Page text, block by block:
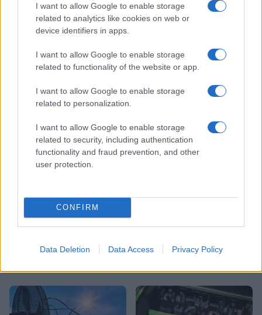
I want to allow Google to enable storage
related to analytics like cookies on web or
device identifiers in apps.
I want to allow Google to enable storage
related to functionality of the website or app.
I want to allow Google to enable storage
related to personalization.
I want to allow Google to enable storage
related to security, including authentication
functionality and fraud prevention, and other
user protection.
CONFIRM
Data Deletion Data Access Privacy Policy
sovraštva, nasilja ali nestrpnosti. Komentarji z žaljivimi,
rasističnimi, diskriminatornimi ali nezakonitimi vsebinami bodo
odstranjeni. Pravila komentiranja →
Failed to fetch
Kategorije: Šport